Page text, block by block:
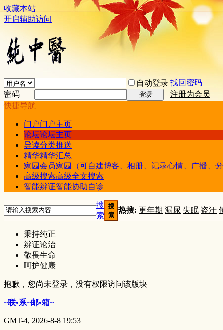
收藏本站
开启辅助访问
自动登录 找回密码
密码
登录
注册为会员
快捷导航
门户门户主页
论坛论坛主页
导读分类推送
精华精华汇总
家园会员家园（可自建博客、相册、记录心情、广播、
高级搜索高级全文搜索
智能辨证智能协助自诊
搜
索
搜
索
热搜: 更年期 漏尿 失眠 盗汗
秉持纯正
辨证论治
敬畏生命
呵护健康
抱歉，您尚未登录，没有权限访问该版块
~联•系~邮•箱~
GMT-4, 2026-8-8 19:53